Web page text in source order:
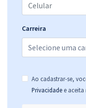
Carreira
Ao cadastrar-se,
Privacidade e